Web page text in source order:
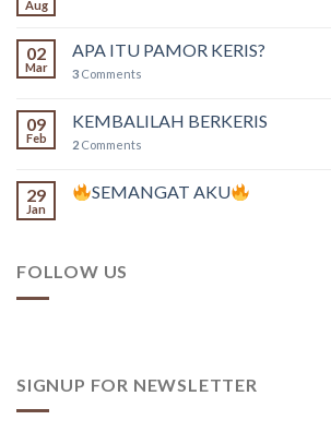
Aug
02
Mar
APA ITU PAMOR KERIS?
3 Comments
09
Feb
KEMBALILAH BERKERIS
2 Comments
29
Jan
SEMANGAT AKU
FOLLOW US
SIGNUP FOR NEWSLETTER